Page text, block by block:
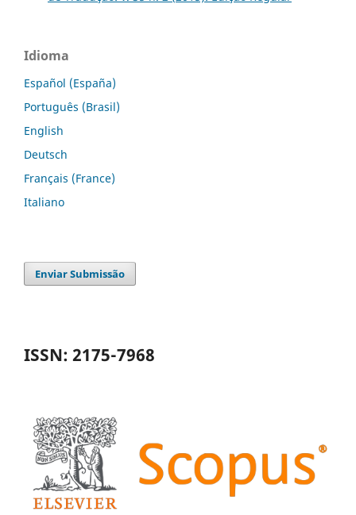
Idioma
Español (España)
Português (Brasil)
English
Deutsch
Français (France)
Italiano
Enviar Submissão
ISSN: 2175-7968